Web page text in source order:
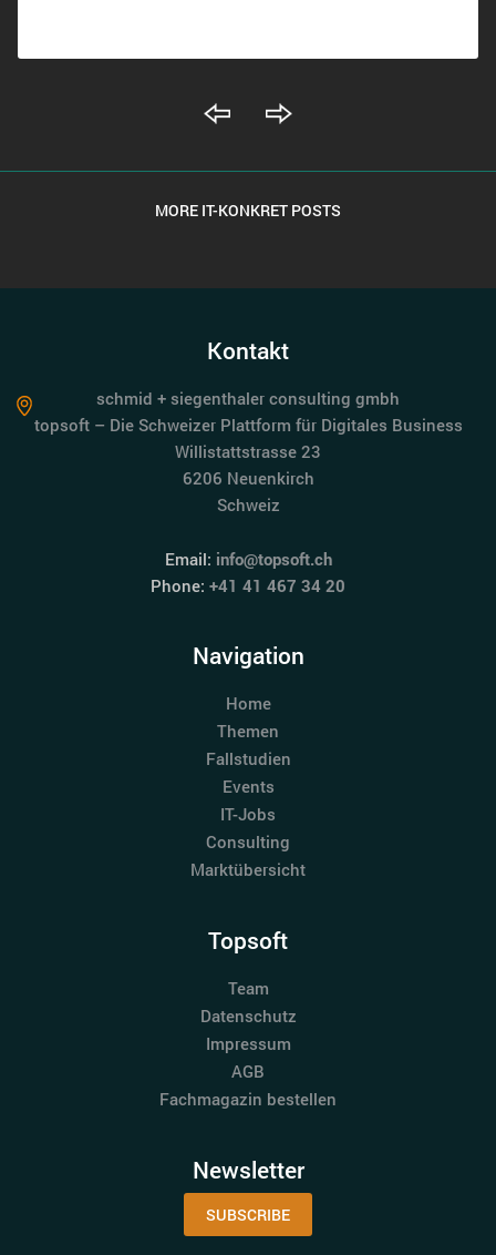
MORE IT-KONKRET POSTS
Kontakt
schmid + siegenthaler consulting gmbh
topsoft – Die Schweizer Plattform für Digitales Business
Willistattstrasse 23
6206 Neuenkirch
Schweiz
Email: info@topsoft.ch
Phone: +41 41 467 34 20
Navigation
Home
Themen
Fallstudien
Events
IT-Jobs
Consulting
Marktübersicht
Topsoft
Team
Datenschutz
Impressum
AGB
Fachmagazin bestellen
Newsletter
SUBSCRIBE